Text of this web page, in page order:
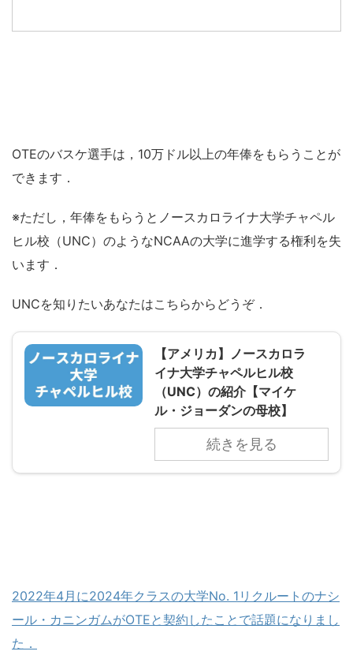
OTEのバスケ選手は，10万ドル以上の年俸をもらうことが
できます．
※ただし，年俸をもらうとノースカロライナ大学チャペル
ヒル校（UNC）のようなNCAAの大学に進学する権利を失
います．
UNCを知りたいあなたはこちらからどうぞ．
【アメリカ】ノースカロラ
イナ大学チャペルヒル校
（UNC）の紹介【マイケ
ル・ジョーダンの母校】
続きを見る
2022年4月に2024年クラスの大学No. 1リクルートのナシ
ール・カニンガムがOTEと契約したことで話題になりまし
た．